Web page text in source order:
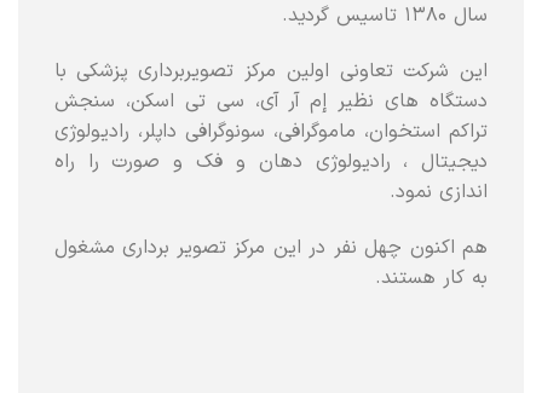
سال ۱۳۸۰ تاسیس گردید.
این شرکت تعاونی اولین مرکز تصویربرداری پزشکی با
دستگاه های نظیر إم آر آی، سی تی اسکن، سنجش
تراکم استخوان، ماموگرافی، سونوگرافی داپلر، رادیولوژی
دیجیتال ، رادیولوژی دهان و فک و صورت را راه
اندازی نمود.
هم اکنون چهل نفر در این مرکز تصویر برداری مشغول
به کار هستند.